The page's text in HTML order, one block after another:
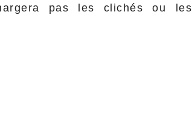
pas les clichés ou les